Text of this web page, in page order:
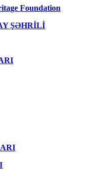
Foundation
ŞƏHRİLİ